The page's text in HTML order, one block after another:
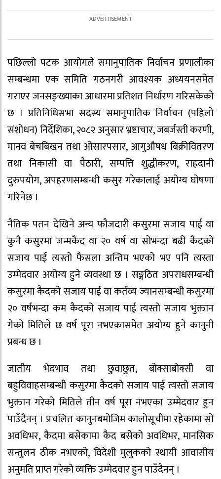
पछिल्लो पटक आयोगले समानुपातिक निर्वाचन प्रणालीका
सम्बन्धमा एक समिति गठनगरी आवश्यक अध्ययनसमेत
गराएर जनसङ्ख्याका आधारमा प्रतिशत निर्धारण गरिसकेको
छ । प्रतिनिधिसभा सदस्य समानुपातिक निर्वाचन (पहिलो
संशोधन) निर्देशिका, २०८२ अनुसार भ्रष्टाचार, जबर्जस्ती करणी,
मानव बेचबिखन तथा ओसारपसार, आगुऔषध बिक्रीवितरण
तथा निकासी वा पैठारी, सम्पत्ति शुद्धीकरण, राहदानी
दुरुपयोग, अपहरणसम्बन्धी कसुर गरेकालाई अयोग्य घोषणा
गरिनेछ ।
नैतिक पतन देखिने अन्य फौजदारी कसुरमा सजाय पाई वा
कुनै कसुरमा जन्मकैद वा २० वर्ष वा सोभन्दा बढी कैदको
सजाय पाई त्यस्तो फैसला अन्तिम भएको भए पनि त्यस्ता
उम्मेदवार अयोग्य हुने व्यवस्था छ । सङ्गठित अपराधसम्बन्धी
कसुरमा कैदको सजाय पाई वा कर्तव्य ज्यानसम्बन्धी कसुरमा
२० वर्षभन्दा कम कैदको सजाय पाई त्यस्तो सजाय भुक्तान
गेको मितिले छ वर्ष पूरा नभएकासमेत अयोग्य हुने कानुनी
प्रबन्ध छ ।
जातीय भेदभाव तथा छुवाछुत, बोक्साबोक्सी वा
बहुविवाहसम्बन्धी कसुरमा कैदको सजाय पाई त्यस्तो सजाय
भुक्तान गरेको मितिले तीन वर्ष पूरा नभएका उम्मेदवार हुन
पाउँदैनन् । प्रचलित कानुनबमोजिम कालोसूचीमा रहेकामा सो
अवधिभर, कैदमा बसेकामा कैद बसेको अवधिभर, मानसिक
सन्तुलन ठीक नभएको, विदेशी मुलुकको स्थायी आवासीय
अनुमति प्राप्त गरेको व्यक्ति उम्मेदवार हुन पाउँदैनन् ।